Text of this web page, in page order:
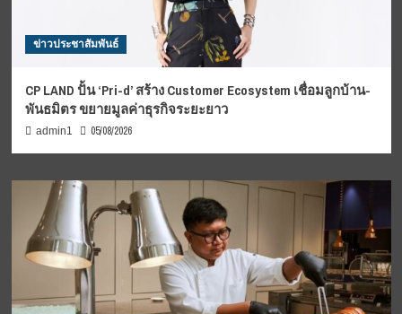
ข่าวประชาสัมพันธ์
CP LAND ปั้น ‘Pri-d’ สร้าง Customer Ecosystem เชื่อมลูกบ้าน-
พันธมิตร ขยายมูลค่าธุรกิจระยะยาว
admin1 05/08/2026